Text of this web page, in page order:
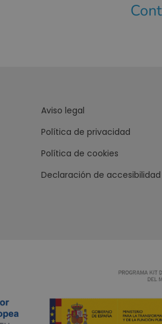
Aviso legal
Política de privacidad
Política de cookies
Declaración de accesibilidad